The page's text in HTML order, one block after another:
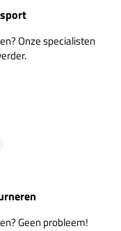
Onze specialisten
Geen probleem!